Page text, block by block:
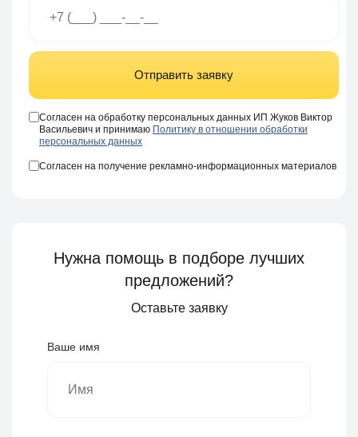
Отправить заявку
Согласен на обработку персональных данных ИП Жуков Виктор
Васильевич и принимаю Политику в отношении обработки
персональных данных
Согласен на получение рекламно-информационных материалов
Нужна помощь в подборе лучших
предложений?
Оставьте заявку
Ваше имя